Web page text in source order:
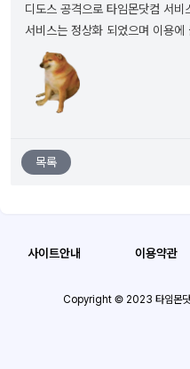
디도스 공격으로 타임몬닷컴 서
서비스는 정상화 되었으며 이용
목록
사이트안내 이용약관
Copyright © 2023 타임몬